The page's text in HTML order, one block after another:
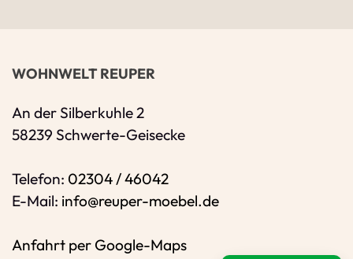
WOHNWELT REUPER
An der Silberkuhle 2
58239 Schwerte-Geisecke
Telefon: 02304 / 46042
E-Mail: info@reuper-moebel.de
Anfahrt per Google-Maps
Ihr Wunschtermin / Rückruf
Datum
Sie können ein Datum ab übermorgen